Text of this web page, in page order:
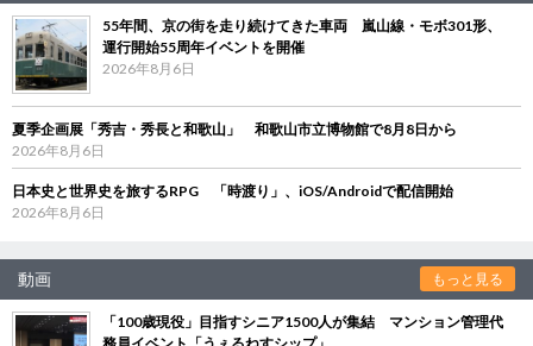
55年間、京の街を走り続けてきた車両 嵐山線・モボ301形、
運行開始55周年イベントを開催
2026年8月6日
夏季企画展「秀吉・秀長と和歌山」 和歌山市立博物館で8月8日から
2026年8月6日
日本史と世界史を旅するRPG 「時渡り」、iOS/Androidで配信開始
2026年8月6日
動画 もっと見る
「100歳現役」目指すシニア1500人が集結 マンション管理代